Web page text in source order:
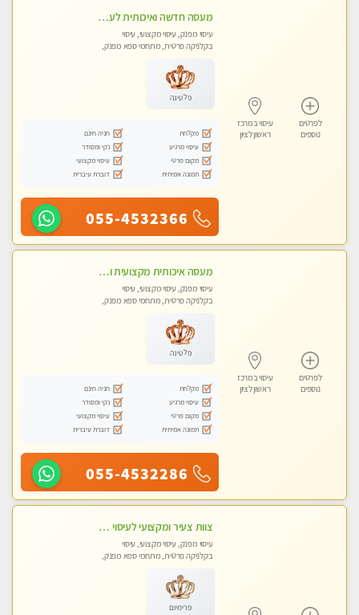
לפרטים
נוספים
עיסוי במרכז
ראשון לציון
מעסה חדשה ואיכותית לעיסוי מרגיע ומפנק VIP-מומלץ לחלוטין! פרטי! ​​​​​​ Highly recommended
עיסוי מפנק, עיסוי מקצועי, עיסוי
בקלניקה פרטית, מתחמי ספא מפנק,
פלטינה
מקלחת
חניה חינם
עיסוי מרגיע
נקי ומסודר
מקום פרטי
עיסוי מקצועי
תמונה אמיתית
דוברת עיברית
055-4532366
לפרטים
נוספים
עיסוי במרכז
ראשון לציון
מעסה איכותית מקצועית ומפנקת מאוד- ללא מין !!!
עיסוי מפנק, עיסוי מקצועי, עיסוי
בקלניקה פרטית, מתחמי ספא מפנק,
פלטינה
מקלחת
חניה חינם
עיסוי מרגיע
נקי ומסודר
מקום פרטי
עיסוי מקצועי
תמונה אמיתית
דוברת עיברית
055-4532286
צוות צעיר ומקצועי לעיסוי VIP בקליניקה מפוארת באווירה חמה ונעימה מומלץ ביותר! חוויה מפנקת מאוד ... ללא מין !!
עיסוי מפנק, עיסוי מקצועי, עיסוי
בקלניקה פרטית, מתחמי ספא מפנק,
פרימיום